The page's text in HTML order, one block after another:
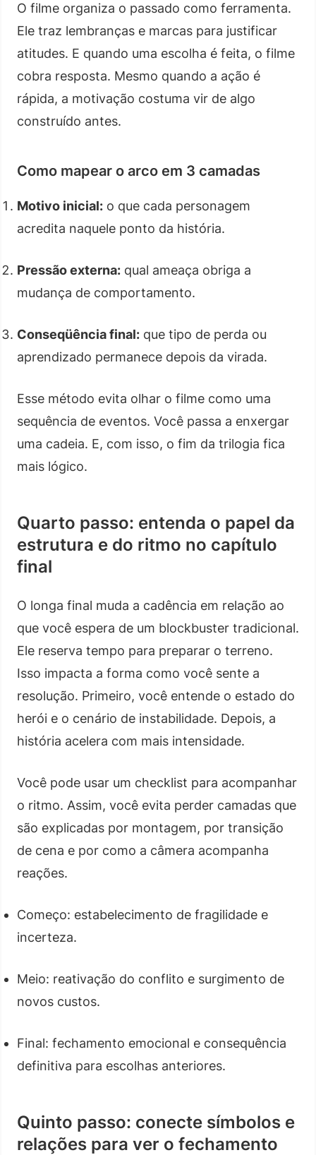
O filme organiza o passado como ferramenta.
Ele traz lembranças e marcas para justificar
atitudes. E quando uma escolha é feita, o filme
cobra resposta. Mesmo quando a ação é
rápida, a motivação costuma vir de algo
construído antes.
Como mapear o arco em 3 camadas
Motivo inicial: o que cada personagem
acredita naquele ponto da história.
Pressão externa: qual ameaça obriga a
mudança de comportamento.
Conseqüência final: que tipo de perda ou
aprendizado permanece depois da virada.
Esse método evita olhar o filme como uma
sequência de eventos. Você passa a enxergar
uma cadeia. E, com isso, o fim da trilogia fica
mais lógico.
Quarto passo: entenda o papel da
estrutura e do ritmo no capítulo
final
O longa final muda a cadência em relação ao
que você espera de um blockbuster tradicional.
Ele reserva tempo para preparar o terreno.
Isso impacta a forma como você sente a
resolução. Primeiro, você entende o estado do
herói e o cenário de instabilidade. Depois, a
história acelera com mais intensidade.
Você pode usar um checklist para acompanhar
o ritmo. Assim, você evita perder camadas que
são explicadas por montagem, por transição
de cena e por como a câmera acompanha
reações.
Começo: estabelecimento de fragilidade e
incerteza.
Meio: reativação do conflito e surgimento de
novos custos.
Final: fechamento emocional e consequência
definitiva para escolhas anteriores.
Quinto passo: conecte símbolos e
relações para ver o fechamento